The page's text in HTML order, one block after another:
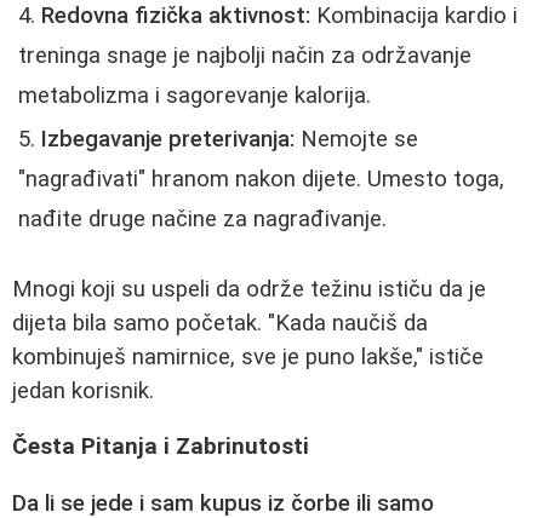
Redovna fizička aktivnost: Kombinacija kardio i
treninga snage je najbolji način za održavanje
metabolizma i sagorevanje kalorija.
Izbegavanje preterivanja: Nemojte se
"nagrađivati" hranom nakon dijete. Umesto toga,
nađite druge načine za nagrađivanje.
Mnogi koji su uspeli da održe težinu ističu da je
dijeta bila samo početak. "Kada naučiš da
kombinuješ namirnice, sve je puno lakše," ističe
jedan korisnik.
Česta Pitanja i Zabrinutosti
Da li se jede i sam kupus iz čorbe ili samo